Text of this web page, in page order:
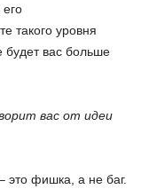
такого уровня
будет вас больше
вас от идеи
это фишка, а не баг.